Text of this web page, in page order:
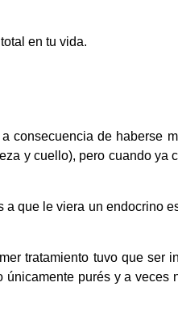
en tu vida.
consecuencia de haberse
y cuello), pero cuando ya
que le viera un endocrino
tratamiento tuvo que ser
purés y a veces